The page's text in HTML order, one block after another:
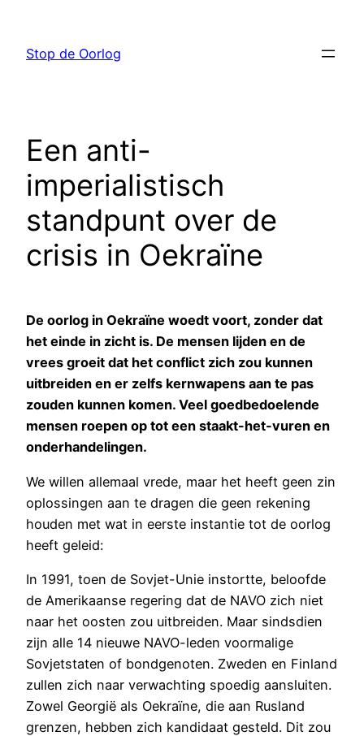
Stop de Oorlog
Een anti-
imperialistisch
standpunt over de
crisis in Oekraïne
De oorlog in Oekraïne woedt voort, zonder dat
het einde in zicht is. De mensen lijden en de
vrees groeit dat het conflict zich zou kunnen
uitbreiden en er zelfs kernwapens aan te pas
zouden kunnen komen. Veel goedbedoelende
mensen roepen op tot een staakt-het-vuren en
onderhandelingen.
We willen allemaal vrede, maar het heeft geen zin
oplossingen aan te dragen die geen rekening
houden met wat in eerste instantie tot de oorlog
heeft geleid:
In 1991, toen de Sovjet-Unie instortte, beloofde
de Amerikaanse regering dat de NAVO zich niet
naar het oosten zou uitbreiden. Maar sindsdien
zijn alle 14 nieuwe NAVO-leden voormalige
Sovjetstaten of bondgenoten. Zweden en Finland
zullen zich naar verwachting spoedig aansluiten.
Zowel Georgië als Oekraïne, die aan Rusland
grenzen, hebben zich kandidaat gesteld. Dit zou